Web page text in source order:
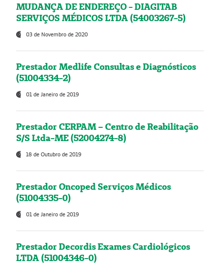
MUDANÇA DE ENDEREÇO - DIAGITAB
SERVIÇOS MÉDICOS LTDA (54003267-5)
03 de Novembro de 2020
Prestador Medlife Consultas e Diagnósticos
(51004334-2)
01 de Janeiro de 2019
Prestador CERPAM – Centro de Reabilitação
S/S Ltda-ME (52004274-8)
18 de Outubro de 2019
Prestador Oncoped Serviços Médicos
(51004335-0)
01 de Janeiro de 2019
Prestador Decordis Exames Cardiológicos
LTDA (51004346-0)